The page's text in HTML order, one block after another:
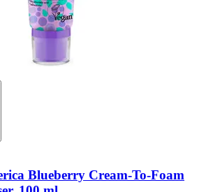
Blueberry Cream-​To-​Foam